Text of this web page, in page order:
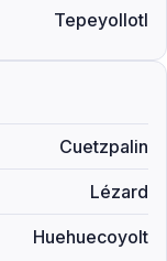
Tepeyollotl
Cuetzpalin
Lézard
Huehuecoyolt